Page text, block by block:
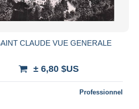
CLAUDE VUE GENERALE
± 6,80 $US
Professionnel